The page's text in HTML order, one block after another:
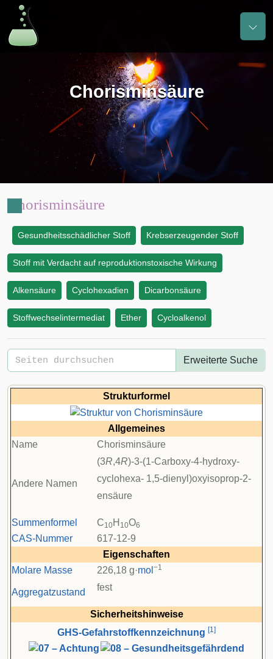
Chorisminsäure
Chorisminsäure
Gesundheitsschädlicher Stoff Krebserzeugender Stoff
Stoff mit Verdacht auf reproduktionstoxische Wirkung
Alkensäure Cyclohexadien Dicarbonsäure
Stoffwechselintermediat Ether Cycloalkenol
Erweiterte Suche
Strukturformel
Allgemeines
Name
Chorisminsäure
Andere Namen
(3R,4R)-3-(1-Carboxy-4-hydroxy-
cyclohexa- 1,5-dienyl)oxyisoprop-2-
ensäure
Summenformel C10H 10O6
CAS-Nummer
617-12-9
Eigenschaften
Molare Masse
226,18 g·mol −1
Aggregatzustand fest
Sicherheitshinweise
GHS-Gefahrstoffkennzeichnung [1]